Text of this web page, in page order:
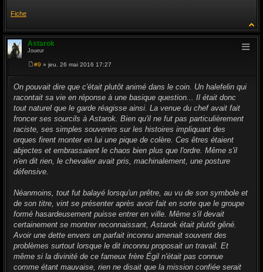
Fiche
Astarok
Joueur
s
a
e
#9 » jeu. 26 mai 2016 17:27
On pouvait dire que c'était plutôt animé dans le coin. Un halefelin qui
racontait sa vie en réponse à une basique question... Il était donc
tout naturel que le garde réagisse ainsi. La venue du chef avait fait
froncer ses sourcils à Astarok. Bien qu'il ne fut pas particulièrement
raciste, ses simples souvenirs sur les histoires impliquant des
orques firent monter en lui une pique de colère. Ces êtres étaient
abjectes et embrassaient le chaos bien plus que l'ordre. Même s'il
n'en dit rien, le chevalier avait pris, machinalement, une posture
défensive.
Néanmoins, tout fut balayé lorsqu'un prêtre, au vu de son symbole et
de son titre, vint se présenter après avoir fait en sorte que le groupe
formé hasardeusement puisse entrer en ville. Même s'il devait
certainement se montrer reconnaissant, Astarok était plutôt gêné.
Avoir une dette envers un parfait inconnu amenait souvent des
problèmes surtout lorsque le dit inconnu proposait un travail. Et
même si la divinité de ce fameux frère Égil n'était pas connue
comme étant mauvaise, rien ne disait que la mission confiée serait